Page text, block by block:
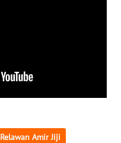
Relawan Amir Jiji